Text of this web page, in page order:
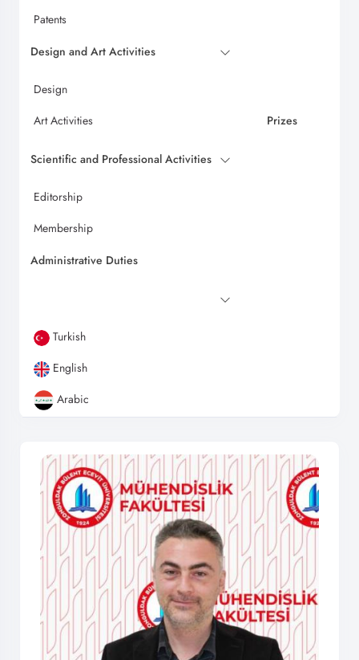
Patents
Design and Art Activities
Design
Art Activities
Prizes
Scientific and Professional Activities
Editorship
Membership
Administrative Duties
Turkish
English
Arabic